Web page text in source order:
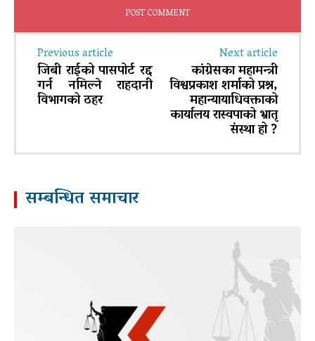
Previous article
जिबी राईको पासपोर्ट रद्द
गर्न नमिल्ने राहदानी
विभागको ठहर
Next article
कांग्रेसका महामन्त्री
विश्वप्रकाश शर्माको प्रश्न,
महान्यायाधिवक्ताको
कार्यालय रास्वपाको भ्रातृ
संस्था हो ?
सम्बन्धित समाचार